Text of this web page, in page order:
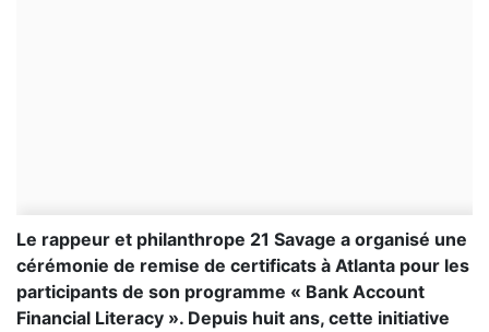
Le rappeur et philanthrope 21 Savage a organisé une
cérémonie de remise de certificats à Atlanta pour les
participants de son programme « Bank Account
Financial Literacy ». Depuis huit ans, cette initiative